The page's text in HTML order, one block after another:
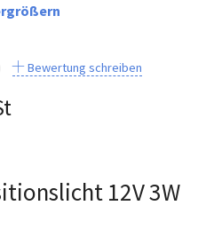
Bewertung schreiben
12V 3W